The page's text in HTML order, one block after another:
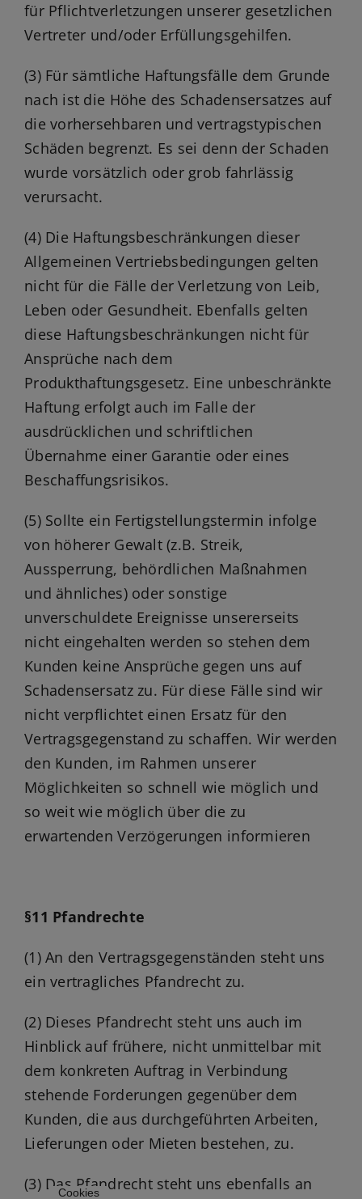
für Pflichtverletzungen unserer gesetzlichen
Vertreter und/oder Erfüllungsgehilfen.
(3) Für sämtliche Haftungsfälle dem Grunde
nach ist die Höhe des Schadensersatzes auf
die vorhersehbaren und vertragstypischen
Schäden begrenzt. Es sei denn der Schaden
wurde vorsätzlich oder grob fahrlässig
verursacht.
(4) Die Haftungsbeschränkungen dieser
Allgemeinen Vertriebsbedingungen gelten
nicht für die Fälle der Verletzung von Leib,
Leben oder Gesundheit. Ebenfalls gelten
diese Haftungsbeschränkungen nicht für
Ansprüche nach dem
Produkthaftungsgesetz. Eine unbeschränkte
Haftung erfolgt auch im Falle der
ausdrücklichen und schriftlichen
Übernahme einer Garantie oder eines
Beschaffungsrisikos.
(5) Sollte ein Fertigstellungstermin infolge
von höherer Gewalt (z.B. Streik,
Aussperrung, behördlichen Maßnahmen
und ähnliches) oder sonstige
unverschuldete Ereignisse unsererseits
nicht eingehalten werden so stehen dem
Kunden keine Ansprüche gegen uns auf
Schadensersatz zu. Für diese Fälle sind wir
nicht verpflichtet einen Ersatz für den
Vertragsgegenstand zu schaffen. Wir werden
den Kunden, im Rahmen unserer
Möglichkeiten so schnell wie möglich und
so weit wie möglich über die zu
erwartenden Verzögerungen informieren
§11 Pfandrechte
(1) An den Vertragsgegenständen steht uns
ein vertragliches Pfandrecht zu.
(2) Dieses Pfandrecht steht uns auch im
Hinblick auf frühere, nicht unmittelbar mit
dem konkreten Auftrag in Verbindung
stehende Forderungen gegenüber dem
Kunden, die aus durchgeführten Arbeiten,
Lieferungen oder Mieten bestehen, zu.
(3) Das Pfandrecht steht uns ebenfalls an
Cookies